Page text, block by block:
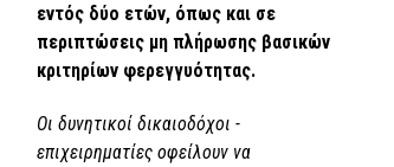
εντός δύο ετών, όπως και σε
περιπτώσεις μη πλήρωσης βασικών
κριτηρίων φερεγγυότητας.
Οι δυνητικοί δικαιοδόχοι -
επιχειρηματίες οφείλουν να